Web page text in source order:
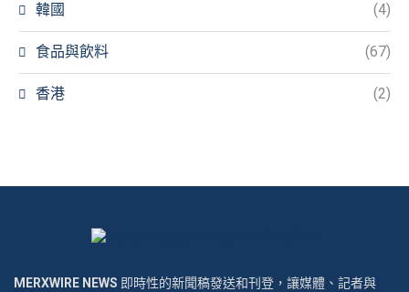
韓國 (4)
食品與飲料 (67)
香港 (2)
MERXWIRE NEWS 即時性的新聞稿發送和刊登，讓媒體、記者與